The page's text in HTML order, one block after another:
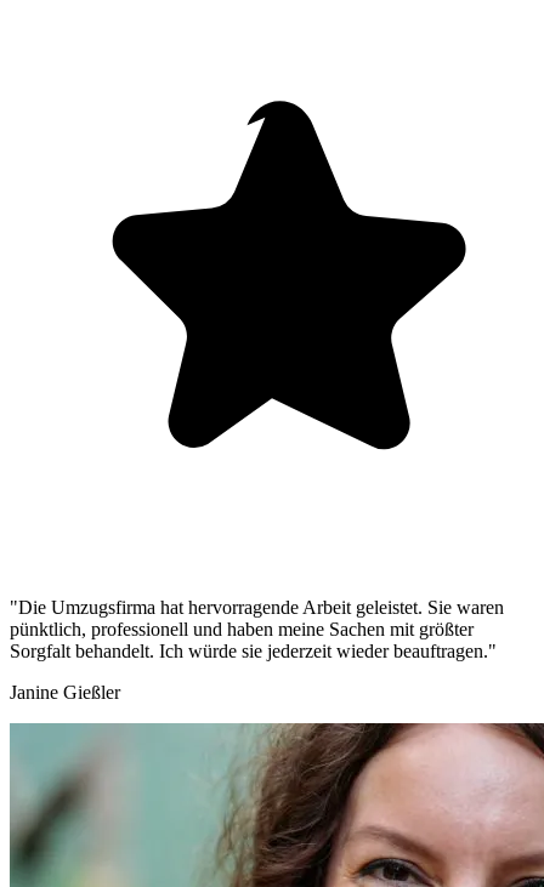
"Die Umzugsfirma hat hervorragende Arbeit geleistet. Sie waren
pünktlich, professionell und haben meine Sachen mit größter
Sorgfalt behandelt. Ich würde sie jederzeit wieder beauftragen."
Janine Gießler